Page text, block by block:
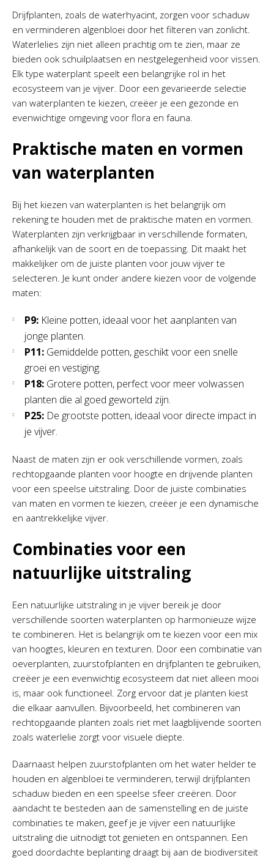
Drijfplanten, zoals de waterhyacint, zorgen voor schaduw
en verminderen algenbloei door het filteren van zonlicht.
Waterlelies zijn niet alleen prachtig om te zien, maar ze
bieden ook schuilplaatsen en nestgelegenheid voor vissen.
Elk type waterplant speelt een belangrijke rol in het
ecosysteem van je vijver. Door een gevarieerde selectie
van waterplanten te kiezen, creëer je een gezonde en
evenwichtige omgeving voor flora en fauna.
Praktische maten en vormen
van waterplanten
Bij het kiezen van waterplanten is het belangrijk om
rekening te houden met de praktische maten en vormen.
Waterplanten zijn verkrijgbaar in verschillende formaten,
afhankelijk van de soort en de toepassing. Dit maakt het
makkelijker om de juiste planten voor jouw vijver te
selecteren. Je kunt onder andere kiezen voor de volgende
maten:
P9: Kleine potten, ideaal voor het aanplanten van
jonge planten.
P11: Gemiddelde potten, geschikt voor een snelle
groei en vestiging.
P18: Grotere potten, perfect voor meer volwassen
planten die al goed geworteld zijn.
P25: De grootste potten, ideaal voor directe impact in
je vijver.
Naast de maten zijn er ook verschillende vormen, zoals
rechtopgaande planten voor hoogte en drijvende planten
voor een speelse uitstraling. Door de juiste combinaties
van maten en vormen te kiezen, creëer je een dynamische
en aantrekkelijke vijver.
Combinaties voor een
natuurlijke uitstraling
Een natuurlijke uitstraling in je vijver bereik je door
verschillende soorten waterplanten op harmonieuze wijze
te combineren. Het is belangrijk om te kiezen voor een mix
van hoogtes, kleuren en texturen. Door een combinatie van
oeverplanten, zuurstofplanten en drijfplanten te gebruiken,
creëer je een evenwichtig ecosysteem dat niet alleen mooi
is, maar ook functioneel. Zorg ervoor dat je planten kiest
die elkaar aanvullen. Bijvoorbeeld, het combineren van
rechtopgaande planten zoals riet met laagblijvende soorten
zoals waterlelie zorgt voor visuele diepte.
Daarnaast helpen zuurstofplanten om het water helder te
houden en algenbloei te verminderen, terwijl drijfplanten
schaduw bieden en een speelse sfeer creëren. Door
aandacht te besteden aan de samenstelling en de juiste
combinaties te maken, geef je je vijver een natuurlijke
uitstraling die uitnodigt tot genieten en ontspannen. Een
goed doordachte beplanting draagt bij aan de biodiversiteit